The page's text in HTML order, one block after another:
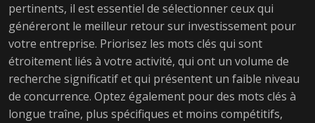
pertinents, il est essentiel de sélectionner ceux qui
généreront le meilleur retour sur investissement pour
votre entreprise. Priorisez les mots clés qui sont
étroitement liés à votre activité, qui ont un volume de
recherche significatif et qui présentent un faible niveau
de concurrence. Optez également pour des mots clés à
longue traîne, plus spécifiques et moins compétitifs,